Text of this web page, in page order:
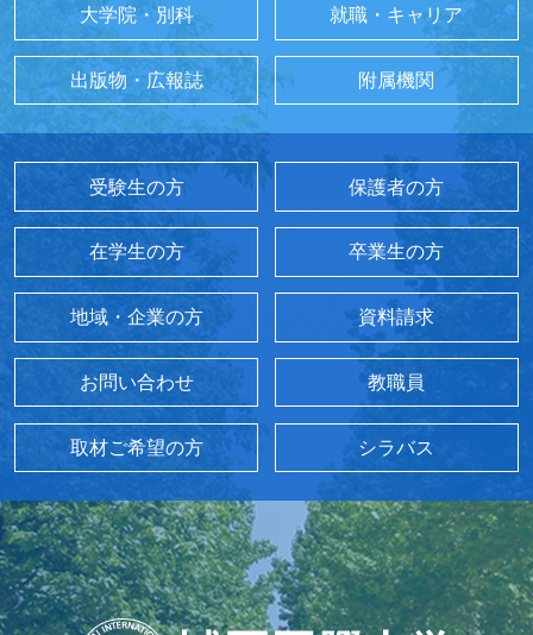
大学院・別科 就職・キャリア
出版物・広報誌 附属機関
受験生の方 保護者の方
在学生の方 卒業生の方
地域・企業の方 資料請求
お問い合わせ 教職員
取材ご希望の方 シラバス